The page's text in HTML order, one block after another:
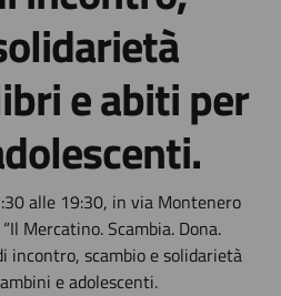
e abiti per
alle 19:30, in via Montenero
Mercatino. Scambia. Dona.
incontro, scambio e solidarietà
e adolescenti.